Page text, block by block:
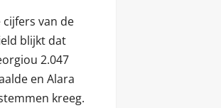
van de
blijkt dat
2.047
en Alara
kreeg.